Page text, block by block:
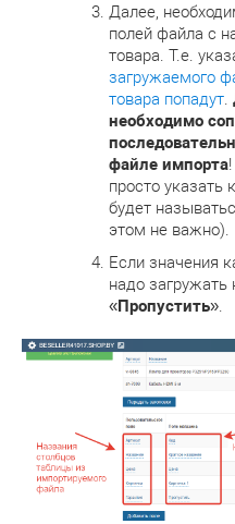
Далее,
полей файла с
товара. Т.е.
загружаемого
товара попадут.
необходимо
файле импорта
просто указать
будет
этом не важно).
Если значения
надо загружать
«Пропустить».